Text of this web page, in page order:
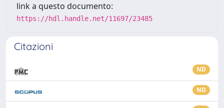
link a questo documento:
https://hdl.handle.net/11697/23485
Citazioni
ND
ND